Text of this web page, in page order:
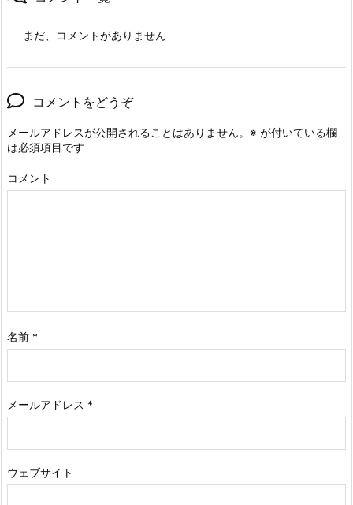
まだ、コメントがありません
コメントをどうぞ
メールアドレスが公開されることはありません。 ※ が付いている欄
は必須項目です
コメント
名前 *
メールアドレス *
ウェブサイト